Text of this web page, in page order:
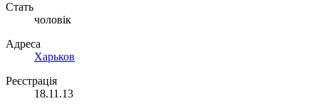
Стать
чоловік
Адреса
Харьков
Реєстрація
18.11.13